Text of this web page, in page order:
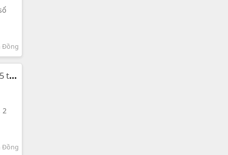
Đồng
tỷ
2
Đồng